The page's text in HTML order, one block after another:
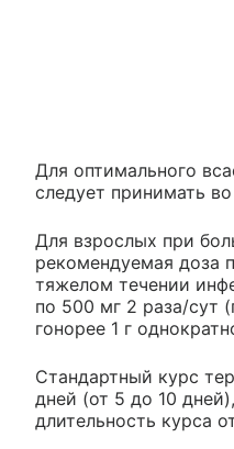
Для оптимального
следует принимать
Для взрослых при
рекомендуемая доза
тяжелом течении
по 500 мг 2 раза/сут
гонорее 1 г
Стандартный курс
дней (от 5 до 10
длительность курса